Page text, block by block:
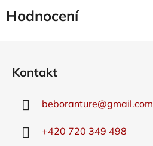
Hodnocení
Kontakt
beboranture@gmail.com
+420 720 349 498